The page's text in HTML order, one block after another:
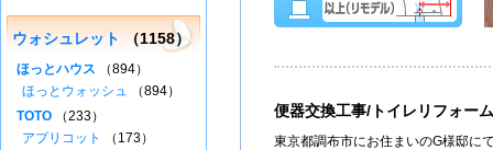
便器交換工事/トイレリフォーム
東京都調布市にお住まいのG様邸に
ウォシュレット （1158）
ほっとハウス （894）
ほっとウォッシュ （894）
TOTO （233）
アプリコット
（173）